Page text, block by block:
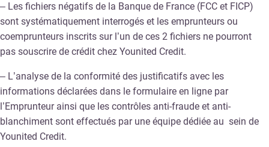
– Les fichiers négatifs de la Banque de France (FCC et FICP)
sont systématiquement interrogés et les emprunteurs ou
coemprunteurs inscrits sur l’un de ces 2 fichiers ne pourront
pas souscrire de crédit chez Younited Credit.
– L’analyse de la conformité des justificatifs avec les
informations déclarées dans le formulaire en ligne par
l’Emprunteur ainsi que les contrôles anti-fraude et anti-
blanchiment sont effectués par une équipe dédiée au sein de
Younited Credit.